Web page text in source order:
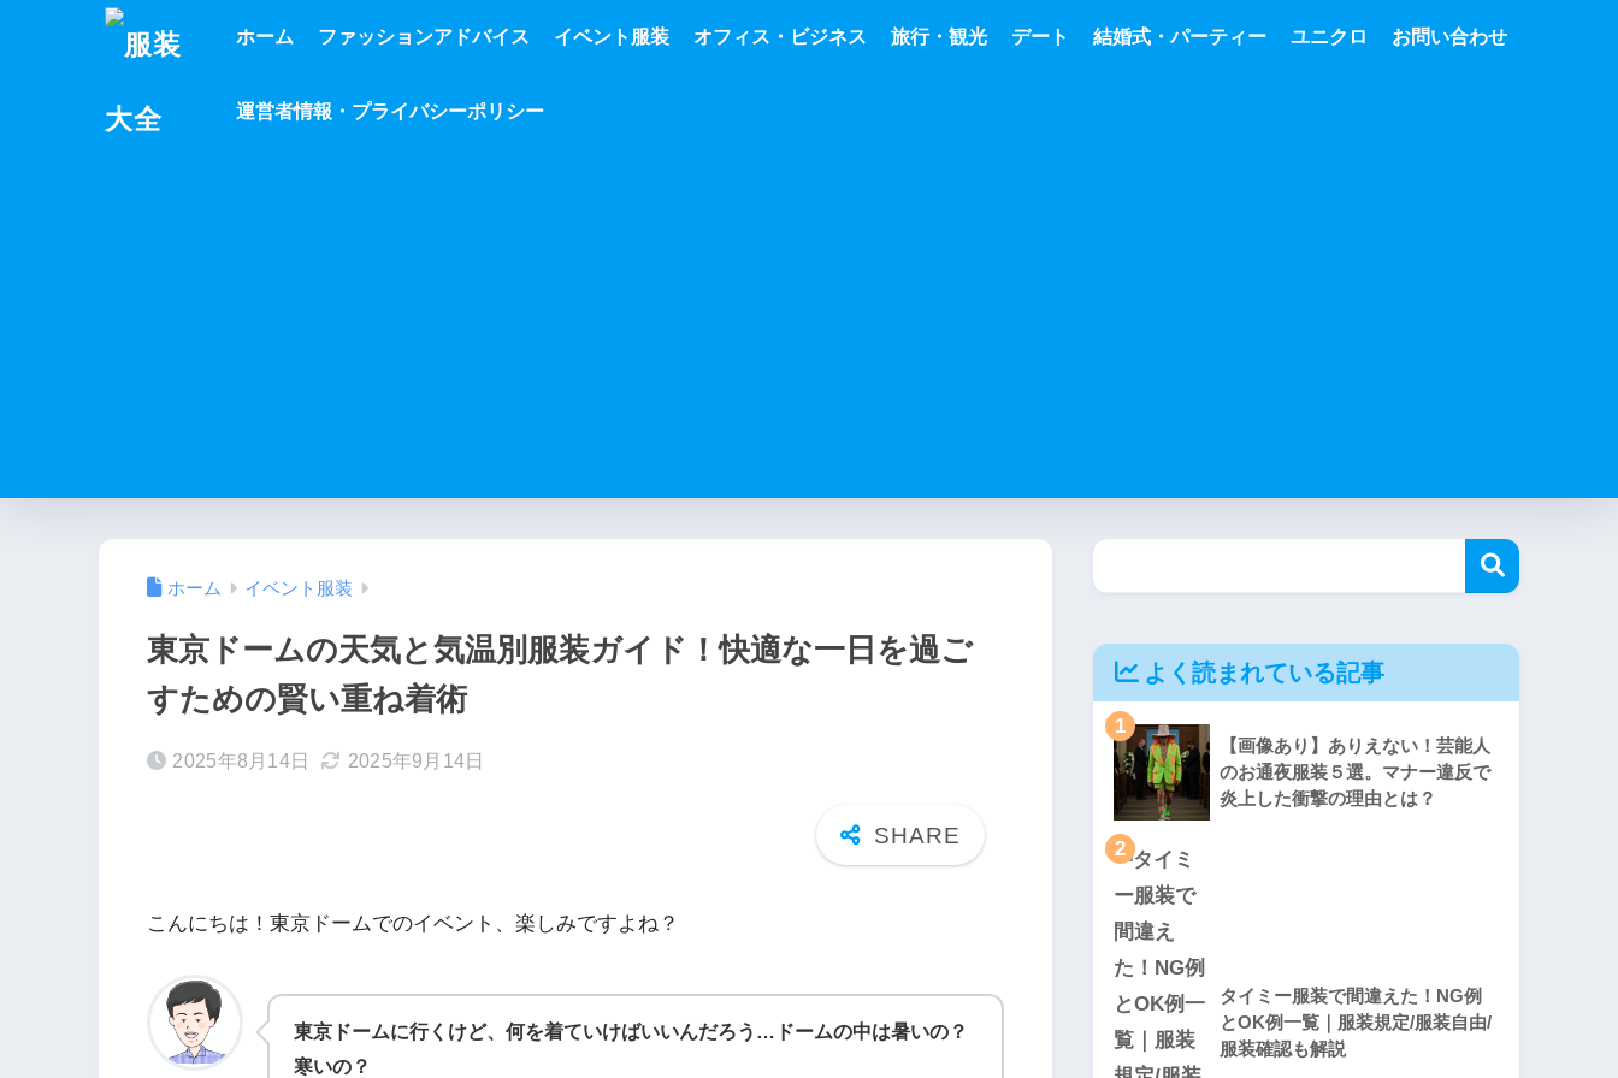
ホーム ファッションアドバイス イベント服装 オフィス・ビジネス 旅行・観光 デート 結婚式・パーティー ユニクロ お問い合わせ
運営者情報・プライバシーポリシー
ホーム イベント服装
東京ドームの天気と気温別服装ガイド！快適な一日を過ご
すための賢い重ね着術
2025年8月14日 2025年9月14日
こんにちは！東京ドームでのイベント、楽しみですよね？
東京ドームに行くけど、何を着ていけばいいんだろう…ドームの中は暑いの？
寒いの？
よく読まれている記事
1
【画像あり】ありえない！芸能人
のお通夜服装５選。マナー違反で
炎上した衝撃の理由とは？
2
タイミー服装で間違えた！NG例
とOK例一覧｜服装規定/服装自由/
服装確認も解説